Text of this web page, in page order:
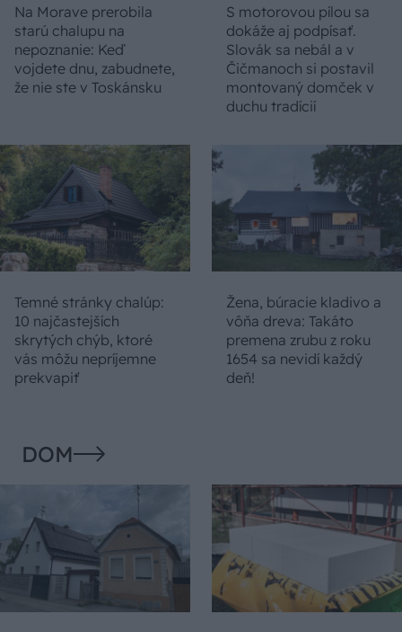
Na Morave prerobila
starú chalupu na
nepoznanie: Keď
vojdete dnu, zabudnete,
že nie ste v Toskánsku
S motorovou pílou sa
dokáže aj podpísať.
Slovák sa nebál a v
Čičmanoch si postavil
montovaný domček v
duchu tradícií
Temné stránky chalúp:
10 najčastejších
skrytých chýb, ktoré
vás môžu nepríjemne
prekvapiť
Žena, búracie kladivo a
vôňa dreva: Takáto
premena zrubu z roku
1654 sa nevidí každý
deň!
DOM